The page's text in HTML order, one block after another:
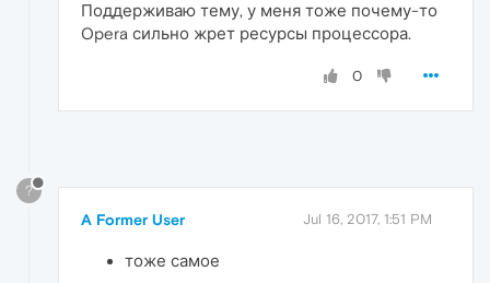
Поддерживаю тему, у меня тоже почему-то
Opera сильно жрет ресурсы процессора.
0
?
A Former User Jul 16, 2017, 1:51 PM
тоже самое